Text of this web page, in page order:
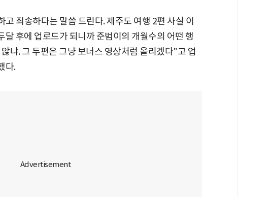
죄송하다는 말씀 드린다. 제주도 여행 2편 사실 이
달 후에 업로드가 되니까 준범이의 개월수의 어떤 행
냐. 그 두편은 그냥 보너스 영상처럼 올리겠다"고 업
다.